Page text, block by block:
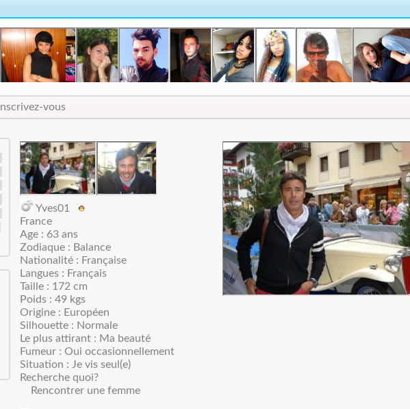
Inscrivez-vous
Yves01
France
Age : 63 ans
Zodiaque : Balance
Nationalité : Française
Langues : Français
Taille : 172 cm
Poids : 49 kgs
Origine : Européen
Silhouette : Normale
Le plus attirant : Ma beauté
Fumeur : Oui occasionnellement
Situation : Je vis seul(e)
Recherche quoi?
Rencontrer une femme